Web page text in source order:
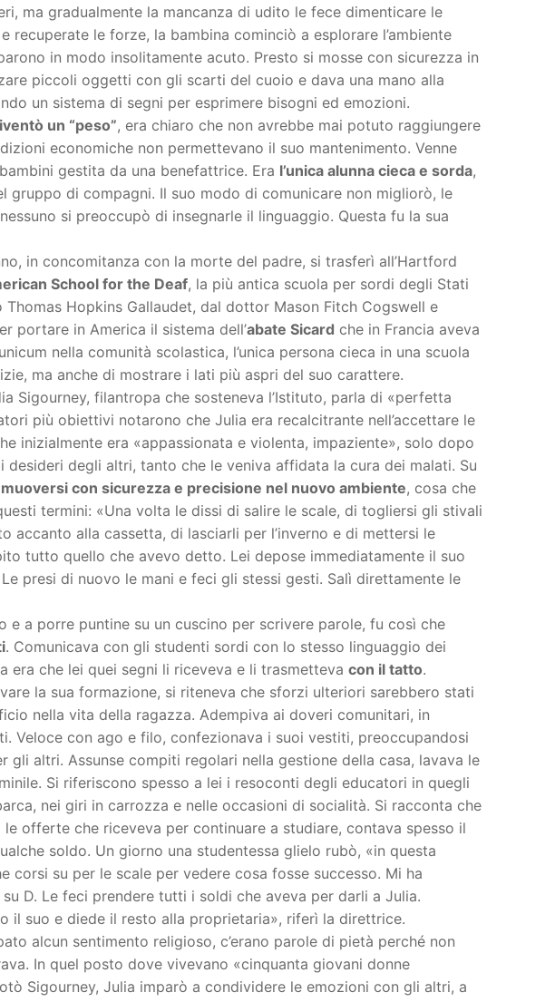
ma gradualmente la mancanza di udito le fece dimenticare le
recuperate le forze, la bambina cominciò a esplorare l’ambiente
in modo insolitamente acuto. Presto si mosse con sicurezza in
piccoli oggetti con gli scarti del cuoio e dava una mano alla
un sistema di segni per esprimere bisogni ed emozioni.
un “peso”, era chiaro che non avrebbe mai potuto raggiungere
economiche non permettevano il suo mantenimento. Venne
gestita da una benefattrice. Era l’unica alunna cieca e sorda,
di compagni. Il suo modo di comunicare non migliorò, le
si preoccupò di insegnarle il linguaggio. Questa fu la sua
in concomitanza con la morte del padre, si trasferì all’Hartford
School for the Deaf, la più antica scuola per sordi degli Stati
Hopkins Gallaudet, dal dottor Mason Fitch Cogswell e
portare in America il sistema dell’abate Sicard che in Francia aveva
nella comunità scolastica, l’unica persona cieca in una scuola
ma anche di mostrare i lati più aspri del suo carattere.
Sigourney, filantropa che sosteneva l’Istituto, parla di «perfetta
più obiettivi notarono che Julia era recalcitrante nell’accettare le
inizialmente era «appassionata e violenta, impaziente», solo dopo
degli altri, tanto che le veniva affidata la cura dei malati. Su
muoversi con sicurezza e precisione nel nuovo ambiente, cosa che
termini: «Una volta le dissi di salire le scale, di togliersi gli stivali
accanto alla cassetta, di lasciarli per l’inverno e di mettersi le
tutto quello che avevo detto. Lei depose immediatamente il suo
presi di nuovo le mani e feci gli stessi gesti. Salì direttamente le
e a porre puntine su un cuscino per scrivere parole, fu così che
. Comunicava con gli studenti sordi con lo stesso linguaggio dei
era che lei quei segni li riceveva e li trasmetteva con il tatto.
la sua formazione, si riteneva che sforzi ulteriori sarebbero stati
nella vita della ragazza. Adempiva ai doveri comunitari, in
Veloce con ago e filo, confezionava i suoi vestiti, preoccupandosi
gli altri. Assunse compiti regolari nella gestione della casa, lavava le
Si riferiscono spesso a lei i resoconti degli educatori in quegli
nei giri in carrozza e nelle occasioni di socialità. Si racconta che
offerte che riceveva per continuare a studiare, contava spesso il
soldo. Un giorno una studentessa glielo rubò, «in questa
corsi su per le scale per vedere cosa fosse successo. Mi ha
D. Le feci prendere tutti i soldi che aveva per darli a Julia.
il suo e diede il resto alla proprietaria», riferì la direttrice.
alcun sentimento religioso, c’erano parole di pietà perché non
In quel posto dove vivevano «cinquanta giovani donne
Sigourney, Julia imparò a condividere le emozioni con gli altri, a